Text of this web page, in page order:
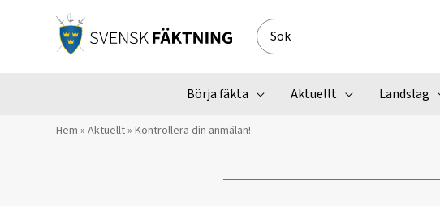
Search
for:
Börja fäkta Aktuellt Landslag
Hem » Aktuellt» Kontrollera din anmälan!